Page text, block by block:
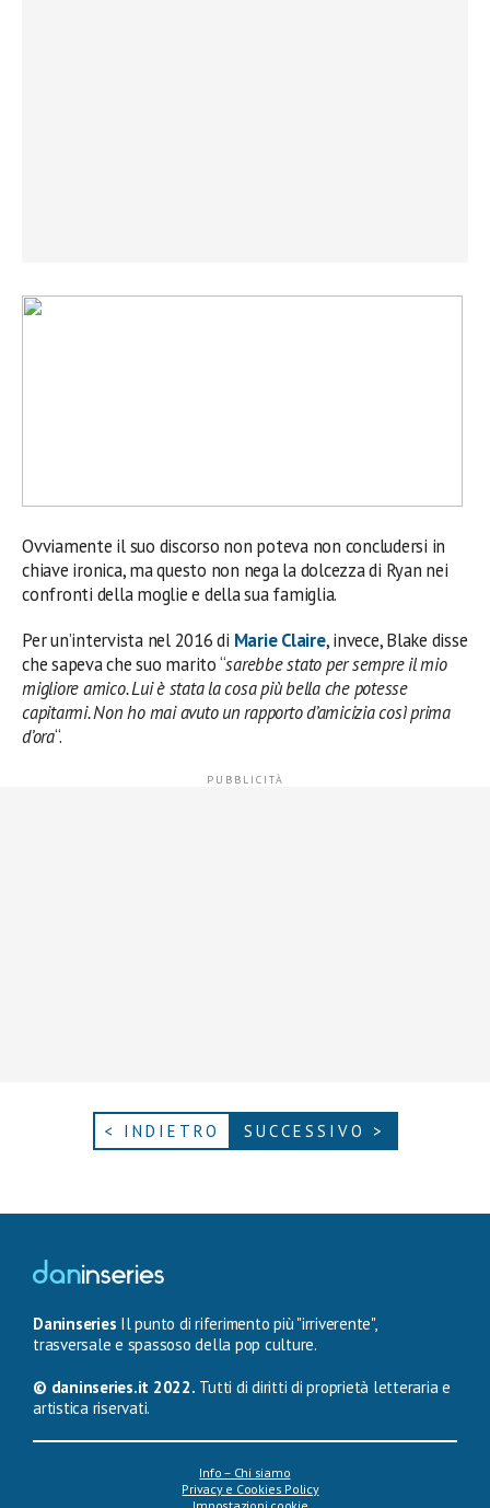
Ovviamente il suo discorso non poteva non concludersi in
chiave ironica, ma questo non nega la dolcezza di Ryan nei
confronti della moglie e della sua famiglia.
Per un’intervista nel 2016 di Marie Claire, invece, Blake disse
che sapeva che suo marito “sarebbe stato per sempre il mio
migliore amico. Lui è stata la cosa più bella che potesse
capitarmi. Non ho mai avuto un rapporto d’amicizia così prima
d’ora“.
< INDIETRO SUCCESSIVO >
Daninseries Il punto di riferimento più "irriverente",
trasversale e spassoso della pop culture.
© daninseries.it 2022. Tutti di diritti di proprietà letteraria e
artistica riservati.
Info – Chi siamo
Privacy e Cookies Policy